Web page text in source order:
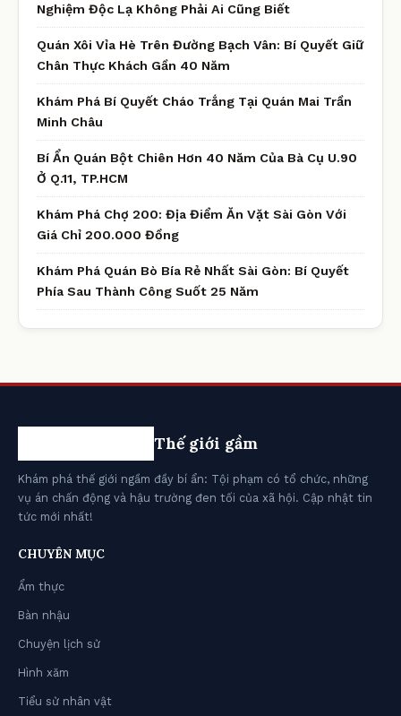
Nghiệm Độc Lạ Không Phải Ai Cũng Biết
Quán Xôi Vỉa Hè Trên Đường Bạch Vân: Bí Quyết Giữ
Chân Thực Khách Gần 40 Năm
Khám Phá Bí Quyết Cháo Trắng Tại Quán Mai Trần
Minh Châu
Bí Ẩn Quán Bột Chiên Hơn 40 Năm Của Bà Cụ U.90
Ở Q.11, TP.HCM
Khám Phá Chợ 200: Địa Điểm Ăn Vặt Sài Gòn Với
Giá Chỉ 200.000 Đồng
Khám Phá Quán Bò Bía Rẻ Nhất Sài Gòn: Bí Quyết
Phía Sau Thành Công Suốt 25 Năm
Thế giới gầm
Khám phá thế giới ngầm đầy bí ẩn: Tội phạm có tổ chức, những
vụ án chấn động và hậu trường đen tối của xã hội. Cập nhật tin
tức mới nhất!
CHUYÊN MỤC
Ẩm thực
Bàn nhậu
Chuyện lịch sử
Hình xăm
Tiểu sử nhân vật